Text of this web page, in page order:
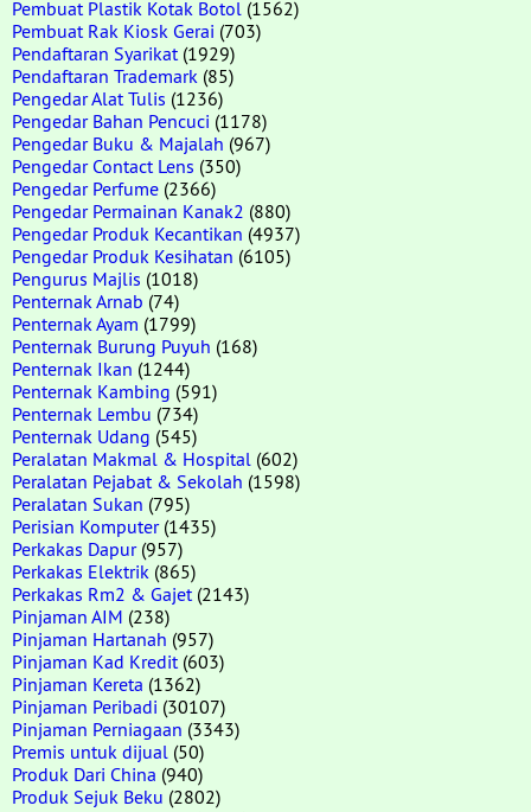
Pembuat Plastik Kotak Botol (1562)
Pembuat Rak Kiosk Gerai (703)
Pendaftaran Syarikat (1929)
Pendaftaran Trademark (85)
Pengedar Alat Tulis (1236)
Pengedar Bahan Pencuci (1178)
Pengedar Buku & Majalah (967)
Pengedar Contact Lens (350)
Pengedar Perfume (2366)
Pengedar Permainan Kanak2 (880)
Pengedar Produk Kecantikan (4937)
Pengedar Produk Kesihatan (6105)
Pengurus Majlis (1018)
Penternak Arnab (74)
Penternak Ayam (1799)
Penternak Burung Puyuh (168)
Penternak Ikan (1244)
Penternak Kambing (591)
Penternak Lembu (734)
Penternak Udang (545)
Peralatan Makmal & Hospital (602)
Peralatan Pejabat & Sekolah (1598)
Peralatan Sukan (795)
Perisian Komputer(1435)
Perkakas Dapur(957)
Perkakas Elektrik (865)
Perkakas Rm2 & Gajet (2143)
Pinjaman AIM (238)
Pinjaman Hartanah (957)
Pinjaman Kad Kredit (603)
Pinjaman Kereta (1362)
Pinjaman Peribadi (30107)
Pinjaman Perniagaan (3343)
Premis untuk dijual (50)
Produk Dari China (940)
Produk Sejuk Beku (2802)